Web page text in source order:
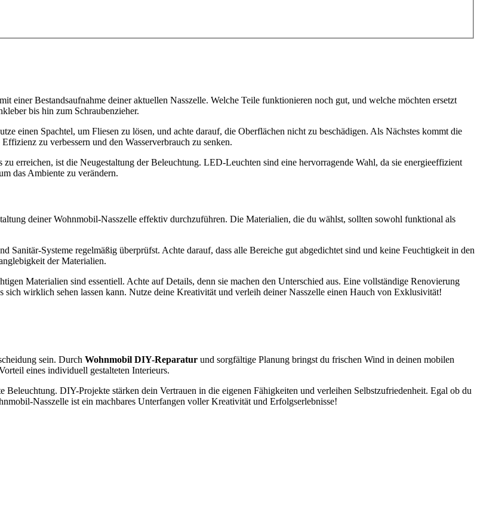
einer Bestandsaufnahme deiner aktuellen Nasszelle. Welche Teile funktionieren noch gut, und welche möchten ersetzt
bis hin zum Schraubenzieher.
einen Spachtel, um Fliesen zu lösen, und achte darauf, die Oberflächen nicht zu beschädigen. Als Nächstes kommt die
zu verbessern und den Wasserverbrauch zu senken.
erreichen, ist die Neugestaltung der Beleuchtung. LED-Leuchten sind eine hervorragende Wahl, da sie energieeffizient
das Ambiente zu verändern.
deiner Wohnmobil-Nasszelle effektiv durchzuführen. Die Materialien, die du wählst, sollten sowohl funktional als
Sanitär-Systeme regelmäßig überprüfst. Achte darauf, dass alle Bereiche gut abgedichtet sind und keine Feuchtigkeit in den
der Materialien.
Materialien sind essentiell. Achte auf Details, denn sie machen den Unterschied aus. Eine vollständige Renovierung
wirklich sehen lassen kann. Nutze deine Kreativität und verleih deiner Nasszelle einen Hauch von Exklusivität!
sein. Durch Wohnmobil DIY-Reparatur und sorgfältige Planung bringst du frischen Wind in deinen mobilen
eines individuell gestalteten Interieurs.
Beleuchtung. DIY-Projekte stärken dein Vertrauen in die eigenen Fähigkeiten und verleihen Selbstzufriedenheit. Egal ob du
Nasszelle ist ein machbares Unterfangen voller Kreativität und Erfolgserlebnisse!